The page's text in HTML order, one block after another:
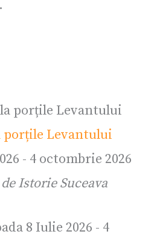
porțile Levantului
- 4 octombrie 2026
Istorie Suceava
8 Iulie 2026 - 4